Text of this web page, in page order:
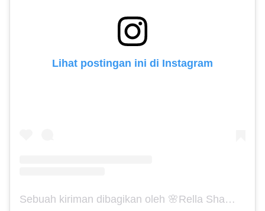
Lihat postingan ini di Instagram
Sebuah kiriman dibagikan oleh 🌸Rella Sha🌸 (@arellsha)